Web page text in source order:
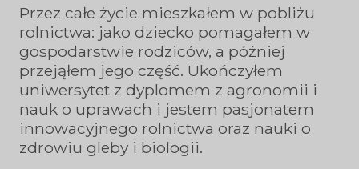
Przez całe życie mieszkałem w pobliżu
rolnictwa: jako dziecko pomagałem w
gospodarstwie rodziców, a później
przejąłem jego część. Ukończyłem
uniwersytet z dyplomem z agronomii i
nauk o uprawach i jestem pasjonatem
innowacyjnego rolnictwa oraz nauki o
zdrowiu gleby i biologii.